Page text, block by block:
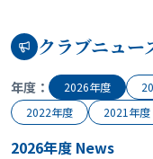
クラブニュー
年度： 2026年度
2022年度
2021年度
2026年度 News